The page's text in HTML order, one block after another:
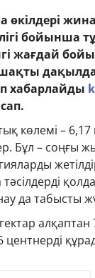
өкілдері
бойынша
жағдай
хабарлайды
көлемі – 6,17
Бұл – соңғы
да табысты
гектар
центнерді